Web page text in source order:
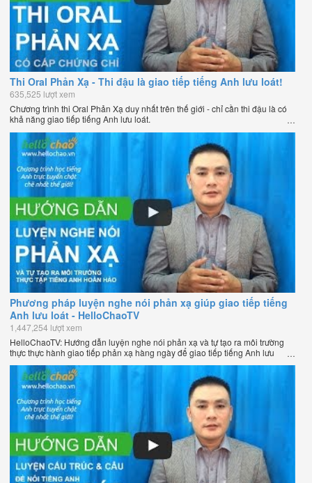
Thi Oral Phản Xạ - Thi đậu là giao tiếp tiếng Anh lưu loát!
635,525 lượt xem
Chương trình thi Oral Phản Xạ duy nhất trên thế giới - chỉ cần thi đậu là có
khả năng giao tiếp tiếng Anh lưu loát.
Phương pháp luyện nghe nói phản xạ giúp giao tiếp tiếng
Anh lưu loát - HelloChaoTV
1,447,254 lượt xem
HelloChaoTV: Hướng dẫn luyện nghe nói phản xạ và tự tạo ra môi trường
thực thực hành giao tiếp phản xạ hàng ngày để giao tiếp tiếng Anh lưu
loát như người bản xứ của thầy Phạm Việt Thắng - đồng sáng lập
HelloChao.vn - Chương trình dạy tiếng Anh trực tuyến chặt chẽ nhất thế
giới.